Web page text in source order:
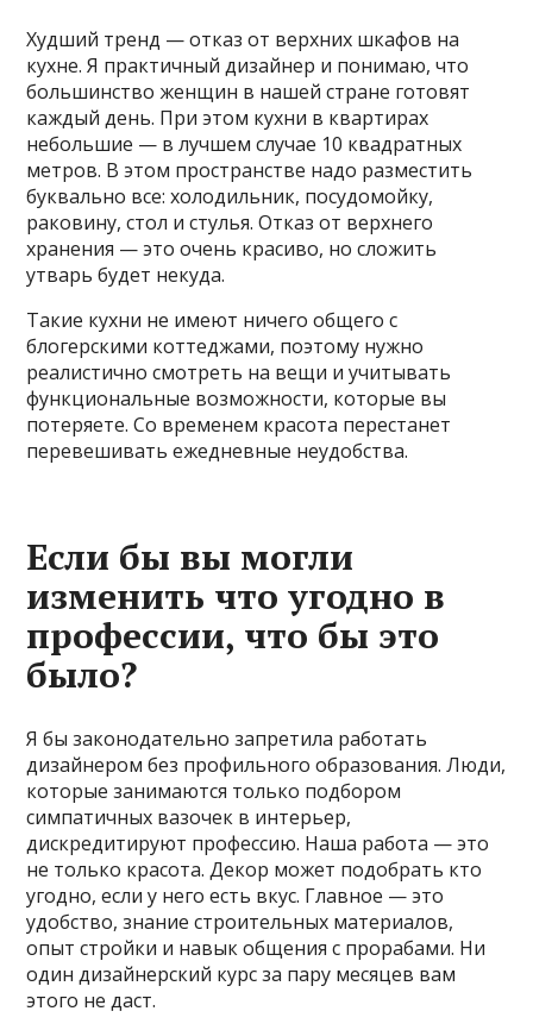
Худший тренд — отказ от верхних шкафов на
кухне. Я практичный дизайнер и понимаю, что
большинство женщин в нашей стране готовят
каждый день. При этом кухни в квартирах
небольшие — в лучшем случае 10 квадратных
метров. В этом пространстве надо разместить
буквально все: холодильник, посудомойку,
раковину, стол и стулья. Отказ от верхнего
хранения — это очень красиво, но сложить
утварь будет некуда.
Такие кухни не имеют ничего общего с
блогерскими коттеджами, поэтому нужно
реалистично смотреть на вещи и учитывать
функциональные возможности, которые вы
потеряете. Со временем красота перестанет
перевешивать ежедневные неудобства.
Если бы вы могли
изменить что угодно в
профессии, что бы это
было?
Я бы законодательно запретила работать
дизайнером без профильного образования. Люди,
которые занимаются только подбором
симпатичных вазочек в интерьер,
дискредитируют профессию. Наша работа — это
не только красота. Декор может подобрать кто
угодно, если у него есть вкус. Главное — это
удобство, знание строительных материалов,
опыт стройки и навык общения с прорабами. Ни
один дизайнерский курс за пару месяцев вам
этого не даст.